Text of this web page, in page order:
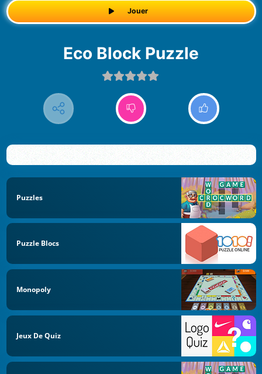
Jouer
Eco Block Puzzle
Puzzles
Puzzle Blocs
Monopoly
Jeux De Quiz